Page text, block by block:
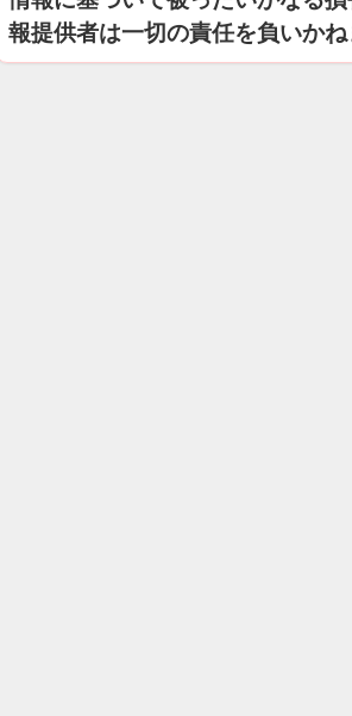
報提供者は一切の責任を負いかね